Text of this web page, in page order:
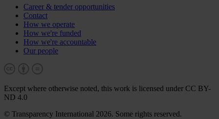
Career & tender opportunities
Contact
How we operate
How we're funded
How we're accountable
Our people
Except where otherwise noted, this work is licensed under CC BY-
ND 4.0
© Transparency International 2026. Some rights reserved.